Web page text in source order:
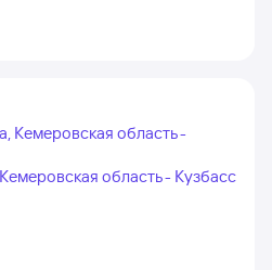
Кемеровская область -
область - Кузбасс